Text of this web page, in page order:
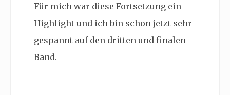
Für mich war diese Fortsetzung ein
Highlight und ich bin schon jetzt sehr
gespannt auf den dritten und finalen
Band.